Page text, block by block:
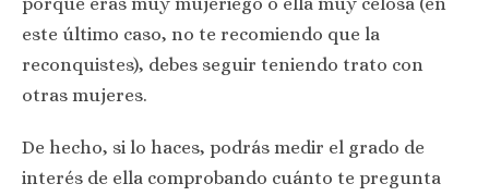
este último caso, no te recomiendo que la
reconquistes), debes seguir teniendo trato con
otras mujeres.
De hecho, si lo haces, podrás medir el grado de
interés de ella comprobando cuánto te pregunta